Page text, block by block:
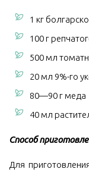
1 кг
100 г
500 мл
20 мл 9%-го
80—90 г меда
40 мл
Способ
Для